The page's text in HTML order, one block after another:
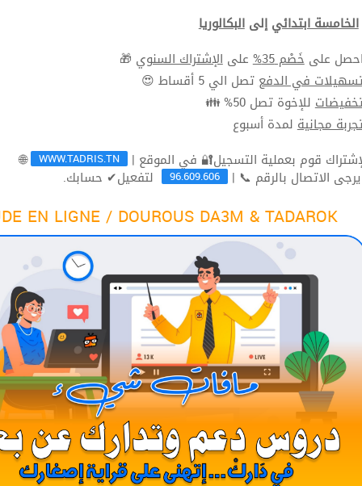
الخامسة ابتدائيإلىالبكالوريا
علىخَصْم 35% علىالإشتراك السنوي 🎁
في الدفعتصل الي 5 أقساط 😍
للإخوة تصل 50% 👪
مجانيةلمدة أسبوع
WWW.TADRIS.TN
🌐
الاتصال بالرقم 📞 | 96.609.606 لتفعيل✔ حسابك.
EN LIGNE / DOUROUS DA3M & TADAROK